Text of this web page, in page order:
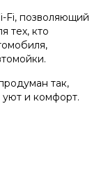
Fi, позволяющий
тех, кто
так,
уют и комфорт.